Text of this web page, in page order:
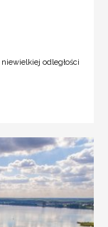
odległości